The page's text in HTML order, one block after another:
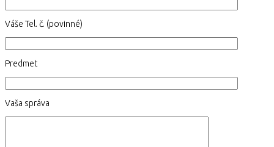
Váše Tel. č. (povinné)
Predmet
Vaša správa